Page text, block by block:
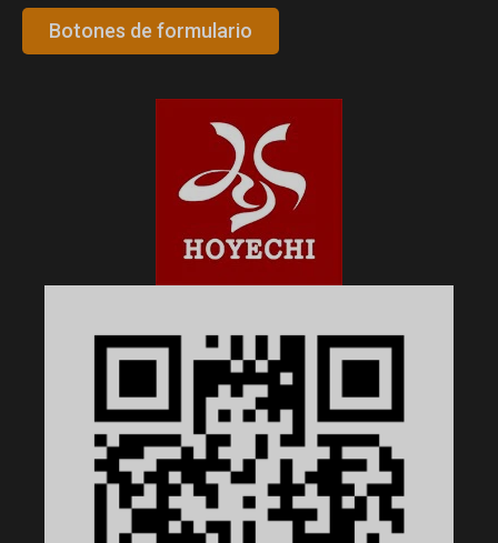
Botones de formulario